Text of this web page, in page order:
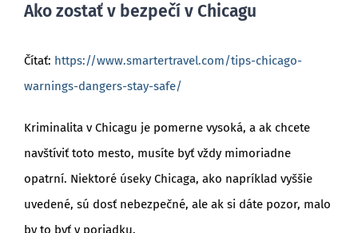
Ako zostať v bezpečí v Chicagu
Čítať: https://www.smartertravel.com/tips-chicago-
warnings-dangers-stay-safe/
Kriminalita v Chicagu je pomerne vysoká, a ak chcete
navštíviť toto mesto, musíte byť vždy mimoriadne
opatrní. Niektoré úseky Chicaga, ako napríklad vyššie
uvedené, sú dosť nebezpečné, ale ak si dáte pozor, malo
by to byť v poriadku.